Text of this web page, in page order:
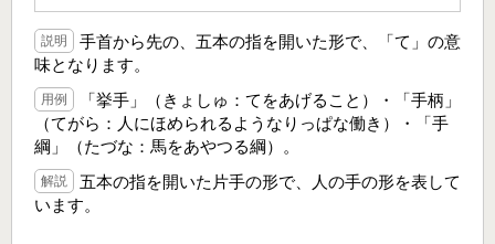
説明
手首から先の、五本の指を開いた形で、「て」の意
味となります。
用例
「挙手」（きょしゅ：てをあげること）・「手柄」
（てがら：人にほめられるようなりっぱな働き）・「手
綱」（たづな：馬をあやつる綱）。
解説
五本の指を開いた片手の形で、人の手の形を表して
います。